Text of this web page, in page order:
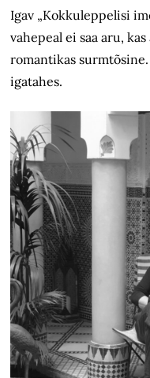
Igav „Kokkuleppelisi
vahepeal ei saa aru,
romantikas
igatahes.